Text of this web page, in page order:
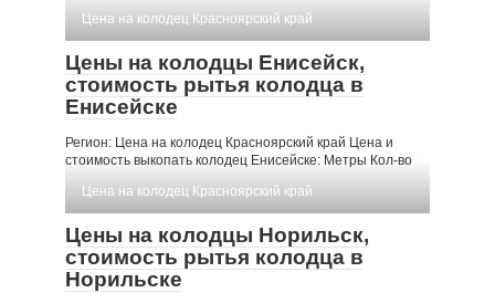
Цена на колодец Красноярский край
Цены на колодцы Енисейск,
стоимость рытья колодца в
Енисейске
Регион: Цена на колодец Красноярский край Цена и
стоимость выкопать колодец Енисейске: Метры Кол-во
Цена на колодец Красноярский край
Цены на колодцы Норильск,
стоимость рытья колодца в
Норильске